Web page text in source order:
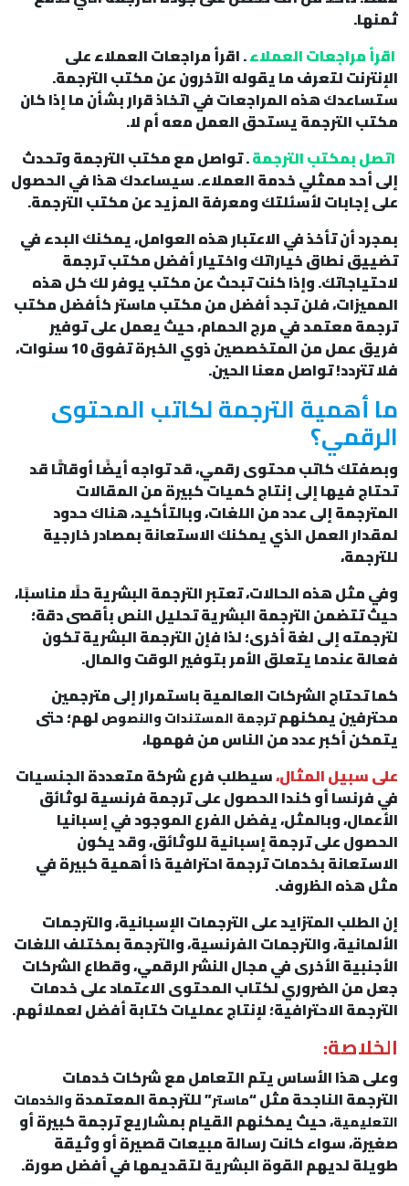
ثمنها.
اقرأ مراجعات العملاء. اقرأ مراجعات العملاء على
الإنترنت لتعرف ما يقوله الآخرون عن مكتب الترجمة.
ستساعدك هذه المراجعات في اتخاذ قرار بشأن ما إذا كان
مكتب الترجمة يستحق العمل معه أم لا.
اتصل بمكتب الترجمة. تواصل مع مكتب الترجمة وتحدث
إلى أحد ممثلي خدمة العملاء. سيساعدك هذا في الحصول
على إجابات لأسئلتك ومعرفة المزيد عن مكتب الترجمة.
بمجرد أن تأخذ في الاعتبار هذه العوامل، يمكنك البدء في
تضييق نطاق خياراتك واختيار أفضل مكتب ترجمة
لاحتياجاتك. وإذا كنت تبحث عن مكتب يوفر لك كل هذه
المميزات، فلن تجد أفضل من مكتب ماستر كأفضل مكتب
ترجمة معتمد في مرج الحمام، حيث يعمل على توفير
فريق عمل من المتخصصين ذوي الخبرة تفوق 10 سنوات،
فلا تتردد! تواصل معنا الحين.
ما أهمية الترجمة لكاتب المحتوى
الرقمي؟
وبصفتك كاتب محتوى رقمي، قد تواجه أيضًا أوقاتًا قد
تحتاج فيها إلى إنتاج كميات كبيرة من المقالات
المترجمة إلى عدد من اللغات، وبالتأكيد، هناك حدود
لمقدار العمل الذي يمكنك الاستعانة بمصادر خارجية
للترجمة،
وفي مثل هذه الحالات، تعتبر الترجمة البشرية حلًا مناسبًا،
حيث تتضمن الترجمة البشرية تحليل النص بأقصى دقة؛
لترجمته إلى لغة أخرى؛ لذا فإن الترجمة البشرية تكون
فعالة عندما يتعلق الأمر بتوفير الوقت والمال.
كما تحتاج الشركات العالمية باستمرار إلى مترجمين
محترفين يمكنهمترجمة المستندات والنصوصلهم؛ حتى
يتمكن أكبر عدد من الناس من فهمها،
على سبيل المثال،سيطلب فرع شركة متعددة الجنسيات
في فرنسا أو كندا الحصول على ترجمة فرنسية لوثائق
الأعمال، وبالمثل، يفضل الفرع الموجود في إسبانيا
الحصول على ترجمة إسبانية للوثائق، وقد يكون
الاستعانة بخدمات ترجمة احترافية ذا أهمية كبيرة في
مثل هذه الظروف.
إن الطلب المتزايد على الترجمات الإسبانية، والترجمات
الألمانية، والترجمات الفرنسية، والترجمة بمختلف اللغات
الأجنبية الأخرى في مجال النشر الرقمي، وقطاع الشركات
جعل من الضروري لكتاب المحتوى الاعتماد على خدمات
الترجمة الاحترافية؛ لإنتاج عمليات كتابة أفضل لعملائهم.
الخلاصة:
وعلى هذا الأساس يتم التعامل مع شركات خدمات
الترجمة الناجحة مثل “ماستر” للترجمة المعتمدةوالخدمات
التعليمية، حيث يمكنهم القيام بمشاريع ترجمة كبيرة أو
صغيرة، سواء كانت رسالة مبيعات قصيرة أو وثيقة
طويلة لديهم القوة البشرية لتقديمها في أفضل صورة.